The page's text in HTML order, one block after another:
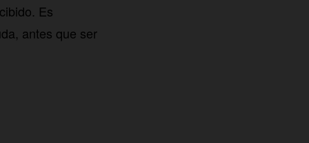
Es
antes que ser